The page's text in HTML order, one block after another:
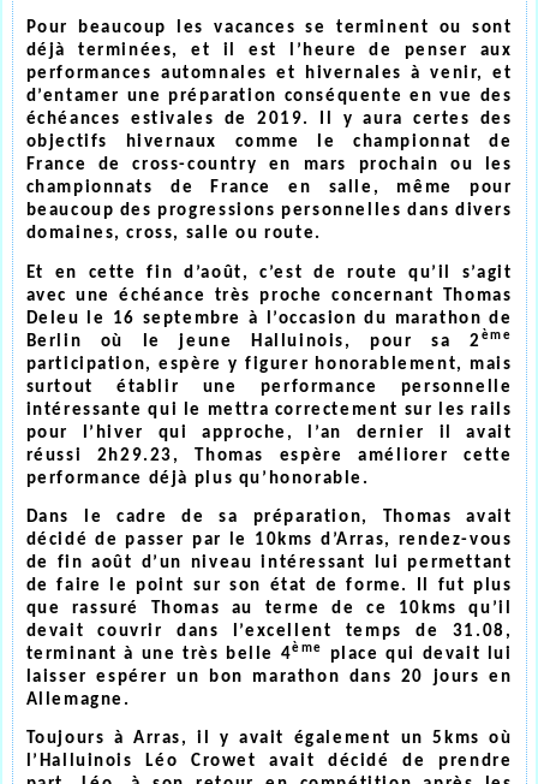
Pour beaucoup les vacances se terminent ou sont
déjà terminées, et il est l’heure de penser aux
performances automnales et hivernales à venir, et
d’entamer une préparation conséquente en vue des
échéances estivales de 2019. Il y aura certes des
objectifs hivernaux comme le championnat de
France de cross-country en mars prochain ou les
championnats de France en salle, même pour
beaucoup des progressions personnelles dans divers
domaines, cross, salle ou route.
Et en cette fin d’août, c’est de route qu’il s’agit
avec une échéance très proche concernant Thomas
Deleu le 16 septembre à l’occasion du marathon de
Berlin où le jeune Halluinois, pour sa 2 ème
participation, espère y figurer honorablement, mais
surtout établir une performance personnelle
intéressante qui le mettra correctement sur les rails
pour l’hiver qui approche, l’an dernier il avait
réussi 2h29.23, Thomas espère améliorer cette
performance déjà plus qu’honorable.
Dans le cadre de sa préparation, Thomas avait
décidé de passer par le 10kms d’Arras, rendez-vous
de fin août d’un niveau intéressant lui permettant
de faire le point sur son état de forme. Il fut plus
que rassuré Thomas au terme de ce 10kms qu’il
devait couvrir dans l’excellent temps de 31.08,
terminant à une très belle 4ème
place qui devait lui
laisser espérer un bon marathon dans 20 jours en
Allemagne.
Toujours à Arras, il y avait également un 5kms où
l’Halluinois Léo Crowet avait décidé de prendre